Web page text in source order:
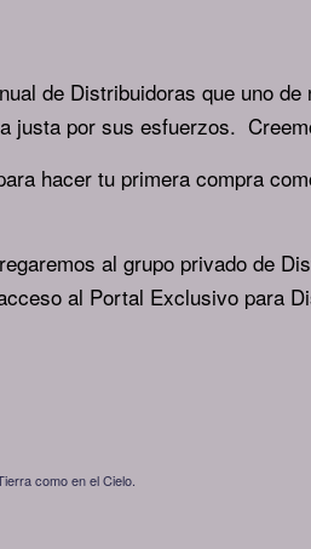
de Distribuidoras que uno
justa por sus esfuerzos.
hacer tu primera compra
al grupo privado de
al Portal Exclusivo para
como en el Cielo.